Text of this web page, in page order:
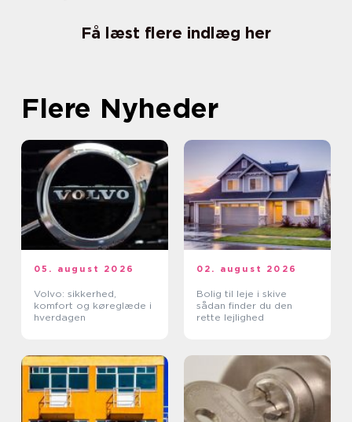
Få læst flere indlæg her
Flere Nyheder
05. august 2026
Volvo: sikkerhed,
komfort og køreglæde i
hverdagen
02. august 2026
Bolig til leje i skive
sådan finder du den
rette lejlighed